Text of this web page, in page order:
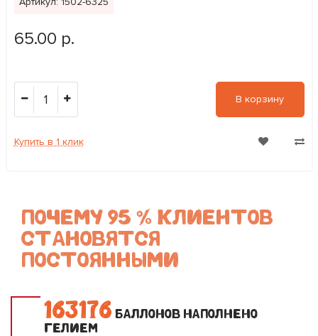
65.00 р.
1 В корзину
Купить в 1 клик
ПОЧЕМУ 95 % КЛИЕНТОВ
СТАНОВЯТСЯ
ПОСТОЯННЫМИ
163176 БАЛЛОНОВ НАПОЛНЕНО
ГЕЛИЕМ